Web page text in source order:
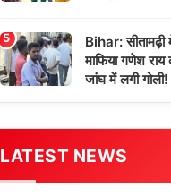
5
Bihar: सीतामढ़ी
माफिया गणेश राय
जांघ में लगी गोली!
LATEST NEWS